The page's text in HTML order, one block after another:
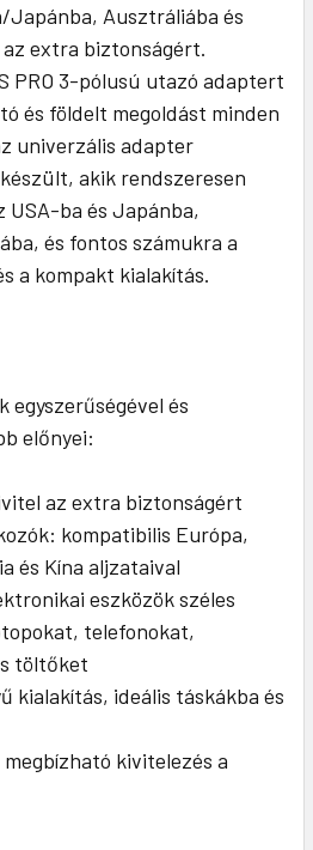
Japánba, Ausztráliába és
extra biztonságért.
PRO 3-pólusú utazó adaptert
és földelt megoldást minden
univerzális adapter
akik rendszeresen
USA-ba és Japánba,
és fontos számukra a
a kompakt kialakítás.
egyszerűségével és
előnyei:
az extra biztonságért
kompatibilis Európa,
és Kína aljzataival
eszközök széles
telefonokat,
töltőket
kialakítás, ideális táskákba és
kivitelezés a